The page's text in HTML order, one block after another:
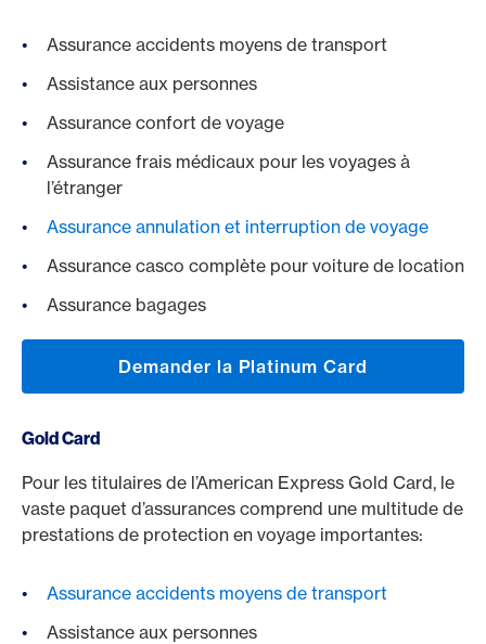
Assurance accidents moyens de transport
Assistance aux personnes
Assurance confort de voyage
Assurance frais médicaux pour les voyages à
l’étranger
Assurance annulation et interruption de voyage
Assurance casco complète pour voiture de location
Assurance bagages
Demander la Platinum Card
Gold Card
Pour les titulaires de l’American Express Gold Card, le
vaste paquet d’assurances comprend une multitude de
prestations de protection en voyage importantes:
Assurance accidents moyens de transport
Assistance aux personnes